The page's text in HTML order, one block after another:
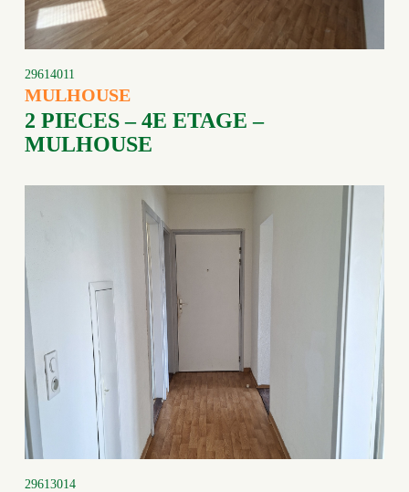
29614011
MULHOUSE
2 PIECES – 4E ETAGE –
MULHOUSE
29613014